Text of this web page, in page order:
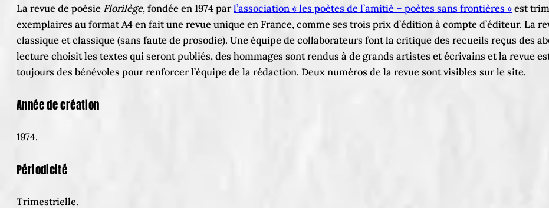
La revue de poésie Florilège, fondée en 1974 parl’association « les poètes de l’amitié – poètes sans frontières » est
exemplaires au format A4 en fait une revue unique en France, comme ses trois prix d’édition à compte d’éditeur. La
classique et classique (sans faute de prosodie). Une équipe de collaborateurs font la critique des recueils reçus des
lecture choisit les textes qui seront publiés, des hommages sont rendus à de grands artistes et écrivains et la revue
toujours des bénévoles pour renforcer l’équipe de la rédaction. Deux numéros de la revue sont visibles sur le site.
Année de création
1974.
Périodicité
Trimestrielle.